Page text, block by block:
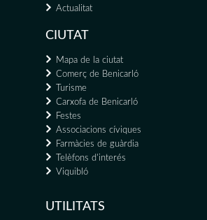
Actualitat
CIUTAT
Mapa de la ciutat
Comerç de Benicarló
Turisme
Carxofa de Benicarló
Festes
Associacions cíviques
Farmàcies de guàrdia
Telèfons d'interés
Viquibló
UTILITATS